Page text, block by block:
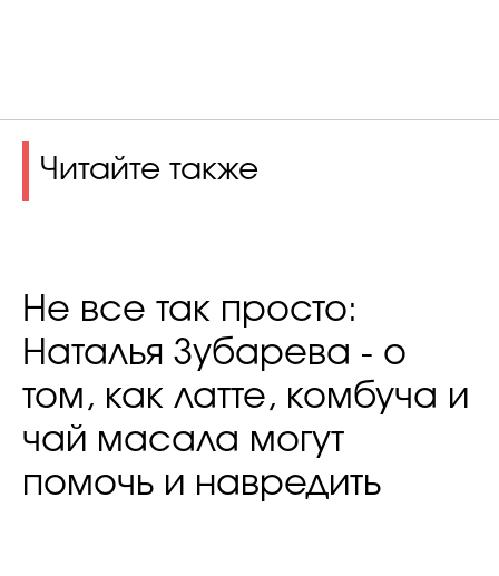
Читайте также
Не все так просто:
Наталья Зубарева - о
том, как латте, комбуча и
чай масала могут
помочь и навредить